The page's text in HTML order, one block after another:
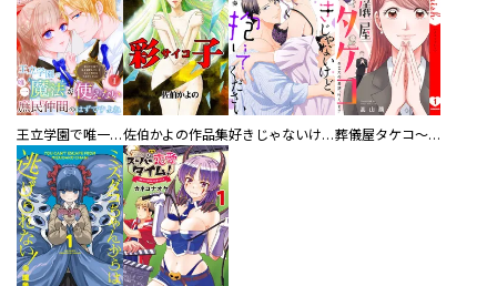
王立学園で唯一魔法が使えない庶民仲間のはずですよね～実は王子様で私を溺愛しているなんて告白はやめてください～佐伯かよの作品集 好きじゃないけど、抱いてください【電子単行本版／特典おまけ付き】 葬儀屋タケコ～あなたの最期、叶えます【電子単行本版】